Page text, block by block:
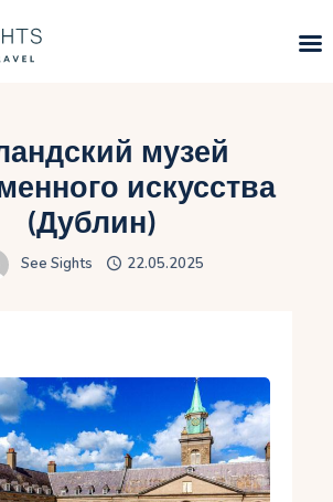
музей
искусства
(Дублин)
See Sights 22.05.2025